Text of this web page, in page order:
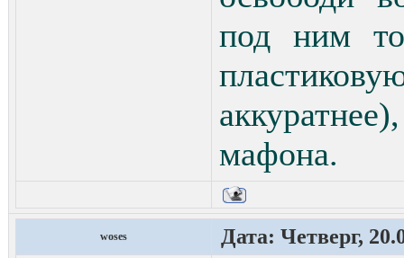
под ним
мафона.
woses Дата: Четверг,